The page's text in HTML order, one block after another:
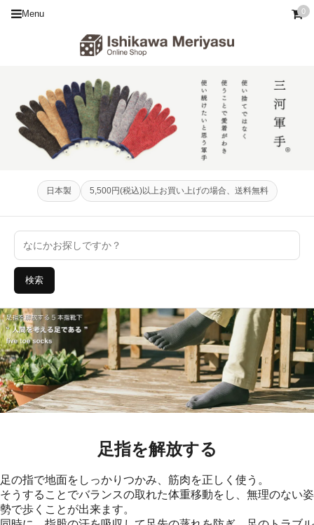
Menu 0
日本製 5,500円(税込)以上お買い上げの場合、送料無料
検索
足指を解放する
足の指で地面をしっかりつかみ、筋肉を正しく使う。
そうすることでバランスの取れた体重移動をし、無理のない姿
勢で歩くことが出来ます。